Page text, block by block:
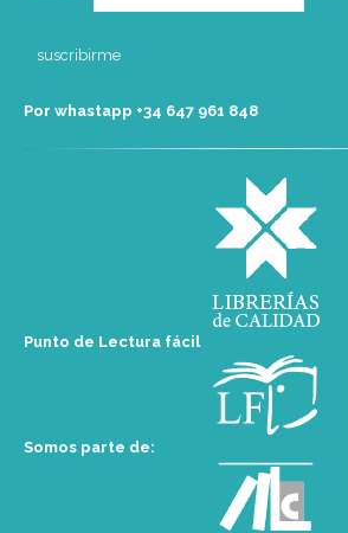
Por whastapp +34 ‭647 961 848‬
Punto de Lectura fácil
Somos parte de: